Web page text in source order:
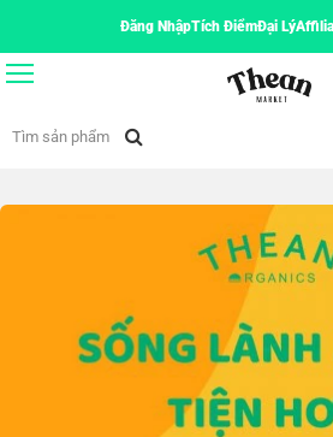
Đăng NhậpTích ĐiểmĐại Lý